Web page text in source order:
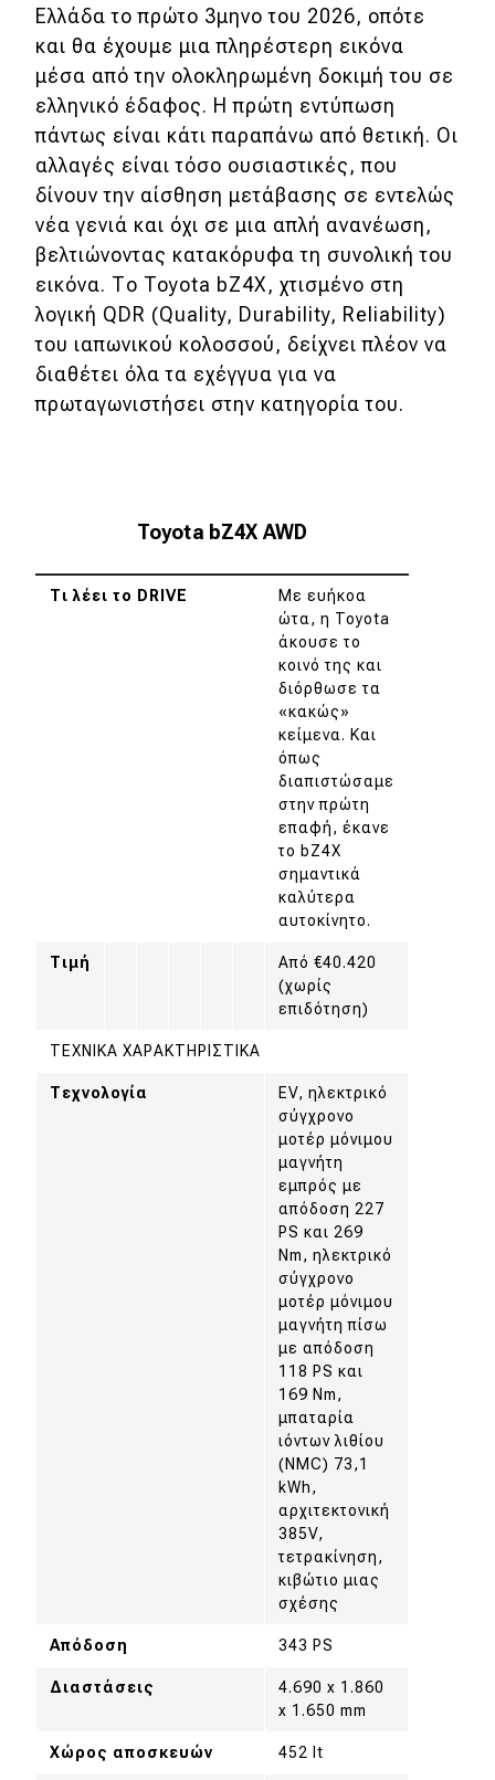
Ελλάδα το πρώτο 3μηνο του 2026, οπότε
και θα έχουμε μια πληρέστερη εικόνα
μέσα από την ολοκληρωμένη δοκιμή του σε
ελληνικό έδαφος. Η πρώτη εντύπωση
πάντως είναι κάτι παραπάνω από θετική. Οι
αλλαγές είναι τόσο ουσιαστικές, που
δίνουν την αίσθηση μετάβασης σε εντελώς
νέα γενιά και όχι σε μια απλή ανανέωση,
βελτιώνοντας κατακόρυφα τη συνολική του
εικόνα. Το Toyota bZ4X, χτισμένο στη
λογική QDR (Quality, Durability, Reliability)
του ιαπωνικού κολοσσού, δείχνει πλέον να
διαθέτει όλα τα εχέγγυα για να
πρωταγωνιστήσει στην κατηγορία του.
Toyota bZ4X AWD
Τι λέει το DRIVE
Με ευήκοα
ώτα, η Toyota
άκουσε το
κοινό της και
διόρθωσε τα
«κακώς»
κείμενα. Και
όπως
διαπιστώσαμε
στην πρώτη
επαφή, έκανε
το bZ4X
σημαντικά
καλύτερα
αυτοκίνητο.
Τιμή
Από €40.420
(χωρίς
επιδότηση)
ΤΕΧΝΙΚΑ ΧΑΡΑΚΤΗΡΙΣΤΙΚΑ
Τεχνολογία
EV, ηλεκτρικό
σύγχρονο
μοτέρ μόνιμου
μαγνήτη
εμπρός με
απόδοση 227
PS και 269
Nm, ηλεκτρικό
σύγχρονο
μοτέρ μόνιμου
μαγνήτη πίσω
με απόδοση
118 PS και
169 Nm,
μπαταρία
ιόντων λιθίου
(NMC) 73,1
kWh,
αρχιτεκτονική
385V,
τετρακίνηση,
κιβώτιο μιας
σχέσης
Απόδοση 343 PS
Διαστάσεις
4.690 x 1.860
x 1.650 mm
Χώρος αποσκευών 452 lt